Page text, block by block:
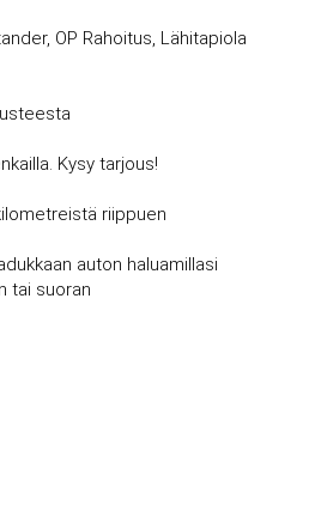
OP Rahoitus, Lähitapiola
Kysy tarjous!
riippuen
auton haluamillasi
tai suoran